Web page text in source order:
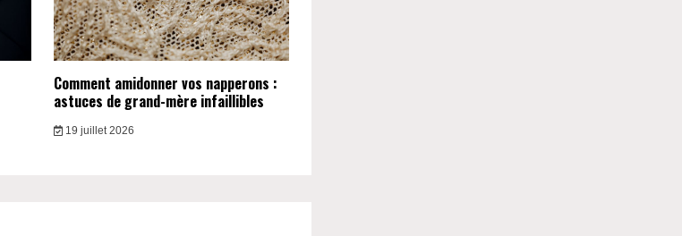
Comment amidonner vos napperons :
astuces de grand-mère infaillibles
19 juillet 2026